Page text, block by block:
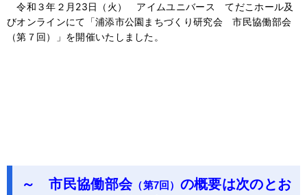
令和３年２月23日（火） アイムユニバース てだこホール及
びオンラインにて「浦添市公園まちづくり研究会 市民協働部会
（第７回）」を開催いたしました。
～ 市民協働部会（第7回） の概要は次のとお